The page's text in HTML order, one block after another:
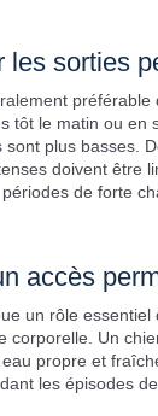
les sorties
préférable
tôt le matin ou en
sont plus basses.
doivent être
périodes de forte
accès
un rôle
corporelle. Un
propre et
les épisodes